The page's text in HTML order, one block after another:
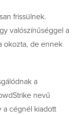
frissülnek.
valószínűséggel a
okozta, de ennek
a
nevű
a cégnél kiadott